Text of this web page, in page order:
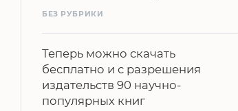
БЕЗ РУБРИКИ
Теперь можно скачать
бесплатно и с разрешения
издательств 90 научно-
популярных книг